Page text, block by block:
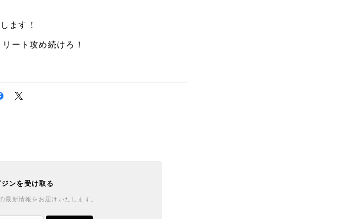
ます！
ート攻め続けろ！
ンを受け取る
最新情報をお届けいたします。